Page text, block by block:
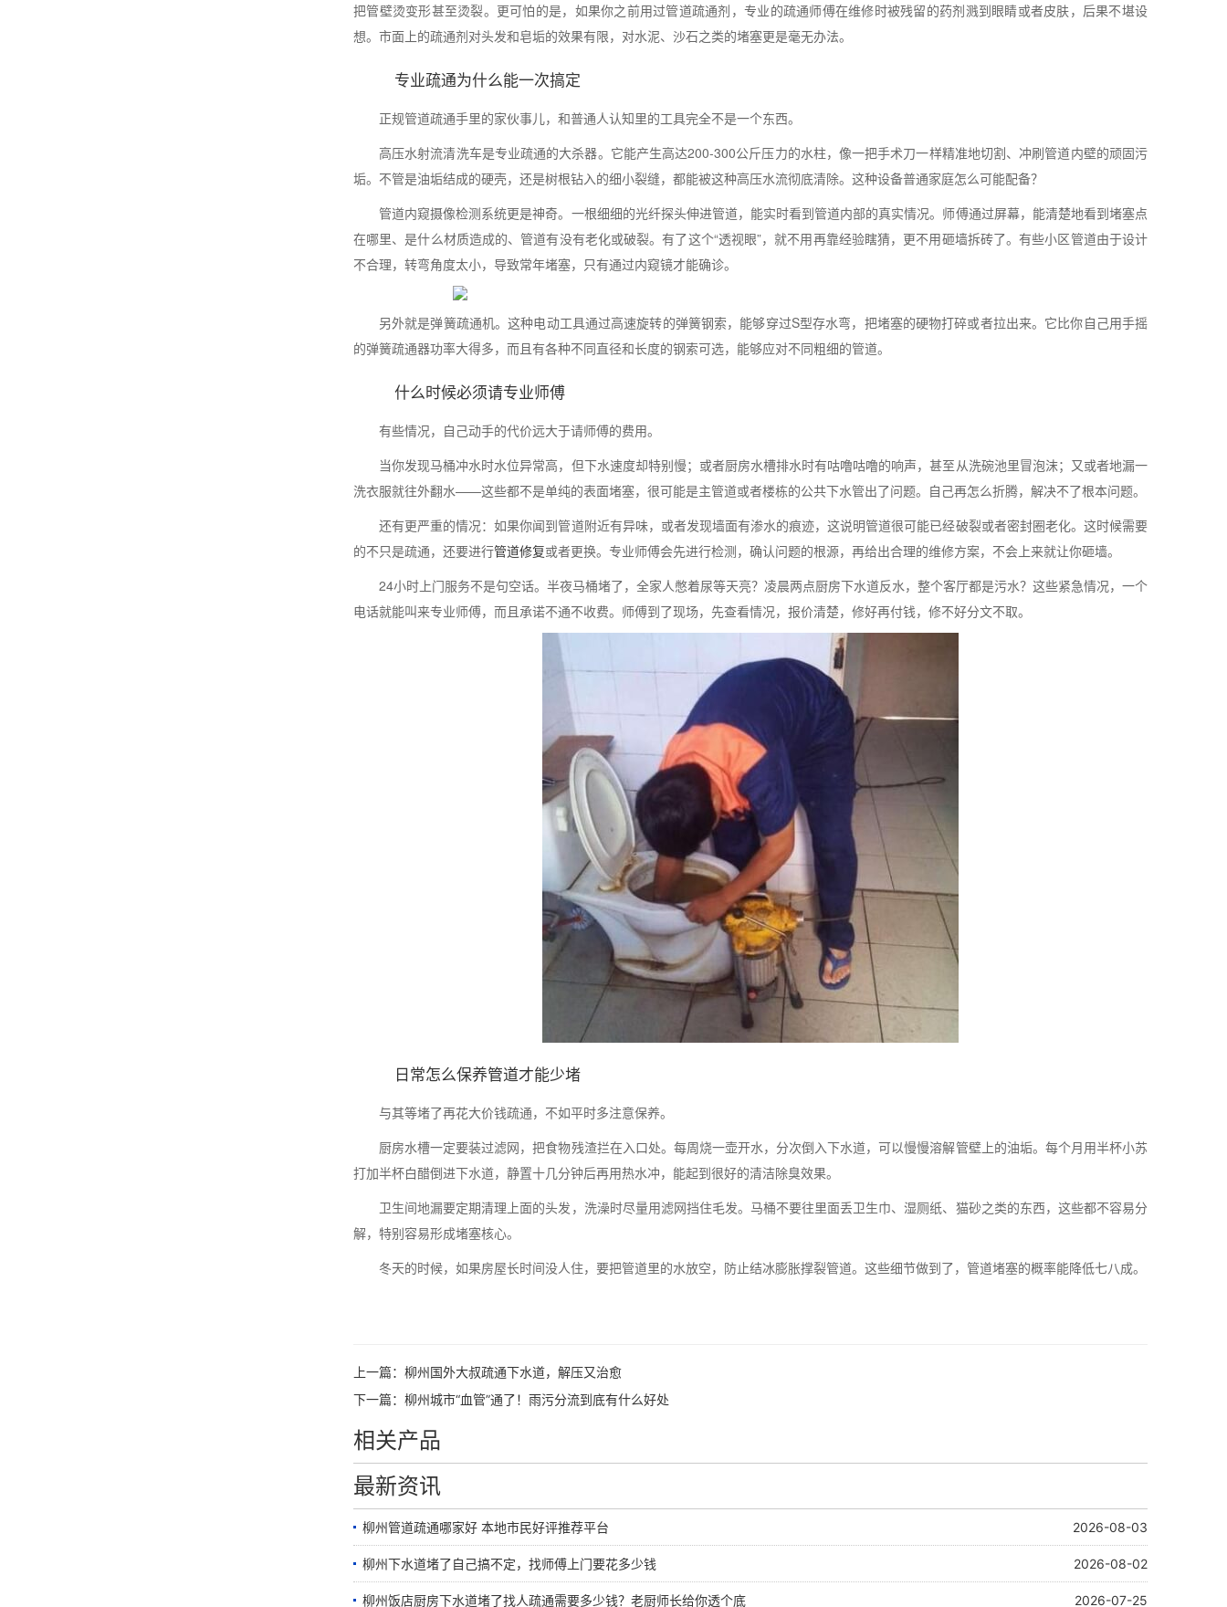
把管壁烫变形甚至烫裂。更可怕的是，如果你之前用过管道疏通剂，专业的疏通师傅在维修时被残留的药剂溅到眼睛或者皮肤，后果不堪设
想。市面上的疏通剂对头发和皂垢的效果有限，对水泥、沙石之类的堵塞更是毫无办法。
专业疏通为什么能一次搞定
正规管道疏通手里的家伙事儿，和普通人认知里的工具完全不是一个东西。
高压水射流清洗车是专业疏通的大杀器。它能产生高达200-300公斤压力的水柱，像一把手术刀一样精准地切割、冲刷管道内壁的顽固污
垢。不管是油垢结成的硬壳，还是树根钻入的细小裂缝，都能被这种高压水流彻底清除。这种设备普通家庭怎么可能配备？
管道内窥摄像检测系统更是神奇。一根细细的光纤探头伸进管道，能实时看到管道内部的真实情况。师傅通过屏幕，能清楚地看到堵塞点
在哪里、是什么材质造成的、管道有没有老化或破裂。有了这个“透视眼”，就不用再靠经验瞎猜，更不用砸墙拆砖了。有些小区管道由于设计
不合理，转弯角度太小，导致常年堵塞，只有通过内窥镜才能确诊。
另外就是弹簧疏通机。这种电动工具通过高速旋转的弹簧钢索，能够穿过S型存水弯，把堵塞的硬物打碎或者拉出来。它比你自己用手摇
的弹簧疏通器功率大得多，而且有各种不同直径和长度的钢索可选，能够应对不同粗细的管道。
什么时候必须请专业师傅
有些情况，自己动手的代价远大于请师傅的费用。
当你发现马桶冲水时水位异常高，但下水速度却特别慢；或者厨房水槽排水时有咕噜咕噜的响声，甚至从洗碗池里冒泡沫；又或者地漏一
洗衣服就往外翻水——这些都不是单纯的表面堵塞，很可能是主管道或者楼栋的公共下水管出了问题。自己再怎么折腾，解决不了根本问题。
还有更严重的情况：如果你闻到管道附近有异味，或者发现墙面有渗水的痕迹，这说明管道很可能已经破裂或者密封圈老化。这时候需要
的不只是疏通，还要进行管道修复或者更换。专业师傅会先进行检测，确认问题的根源，再给出合理的维修方案，不会上来就让你砸墙。
24小时上门服务不是句空话。半夜马桶堵了，全家人憋着尿等天亮？凌晨两点厨房下水道反水，整个客厅都是污水？这些紧急情况，一个
电话就能叫来专业师傅，而且承诺不通不收费。师傅到了现场，先查看情况，报价清楚，修好再付钱，修不好分文不取。
日常怎么保养管道才能少堵
与其等堵了再花大价钱疏通，不如平时多注意保养。
厨房水槽一定要装过滤网，把食物残渣拦在入口处。每周烧一壶开水，分次倒入下水道，可以慢慢溶解管壁上的油垢。每个月用半杯小苏
打加半杯白醋倒进下水道，静置十几分钟后再用热水冲，能起到很好的清洁除臭效果。
卫生间地漏要定期清理上面的头发，洗澡时尽量用滤网挡住毛发。马桶不要往里面丢卫生巾、湿厕纸、猫砂之类的东西，这些都不容易分
解，特别容易形成堵塞核心。
冬天的时候，如果房屋长时间没人住，要把管道里的水放空，防止结冰膨胀撑裂管道。这些细节做到了，管道堵塞的概率能降低七八成。
上一篇： 柳州国外大叔疏通下水道，解压又治愈
下一篇： 柳州城市“血管”通了！雨污分流到底有什么好处
相关产品
最新资讯
柳州管道疏通哪家好 本地市民好评推荐平台 2026-08-03
柳州下水道堵了自己搞不定，找师傅上门要花多少钱 2026-08-02
柳州饭店厨房下水道堵了找人疏通需要多少钱？老厨师长给你透个底 2026-07-25